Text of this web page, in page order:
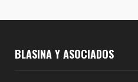
BLASINA Y ASOCIADOS